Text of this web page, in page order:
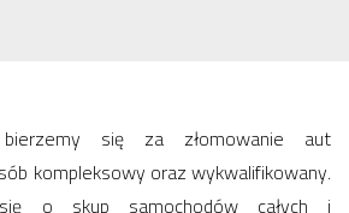
się za złomowanie aut
kompleksowy oraz wykwalifikowany.
o skup samochodów całych i